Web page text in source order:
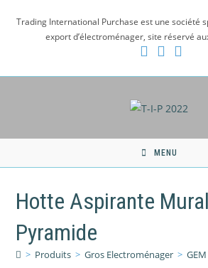
Trading International Purchase est une société
export d’électroménager, site réservé
MENU
Hotte Aspirante
Pyramide
> Produits > Gros Electroménager >